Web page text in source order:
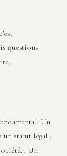
questions
Un
statut légal :
Un